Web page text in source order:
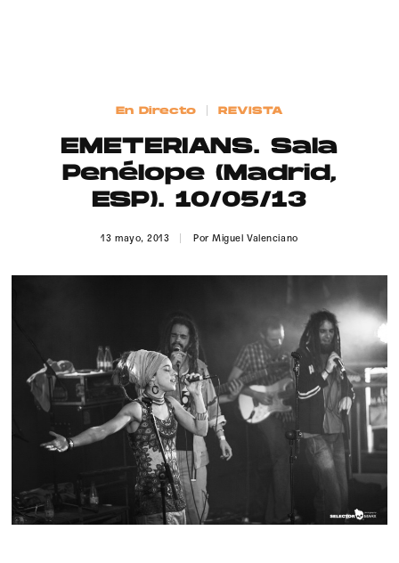
Contacto
En Directo REVISTA
EMETERIANS. Sala
Penélope (Madrid,
ESP). 10/05/13
13 mayo, 2013 PorMiguel Valenciano